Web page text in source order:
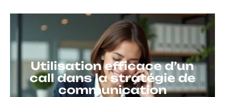
Utilisation efficace d’un
call dans la stratégie de
communication